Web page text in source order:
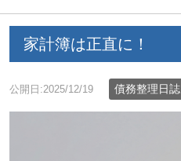
家計簿は正直に！
公開日:2025/12/19 債務整理日誌